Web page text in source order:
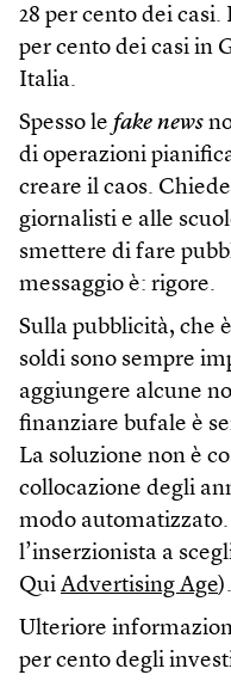
28 per cento dei
per cento dei casi in
Italia.
Spesso le fake news
di operazioni
creare il caos.
giornalisti e alle
smettere di fare
messaggio è: rigore.
Sulla pubblicità, che
soldi sono sempre
aggiungere alcune
finanziare bufale è
La soluzione non è
collocazione degli
modo
l’inserzionista a
Qui Advertising Age).
Ulteriore
per cento degli